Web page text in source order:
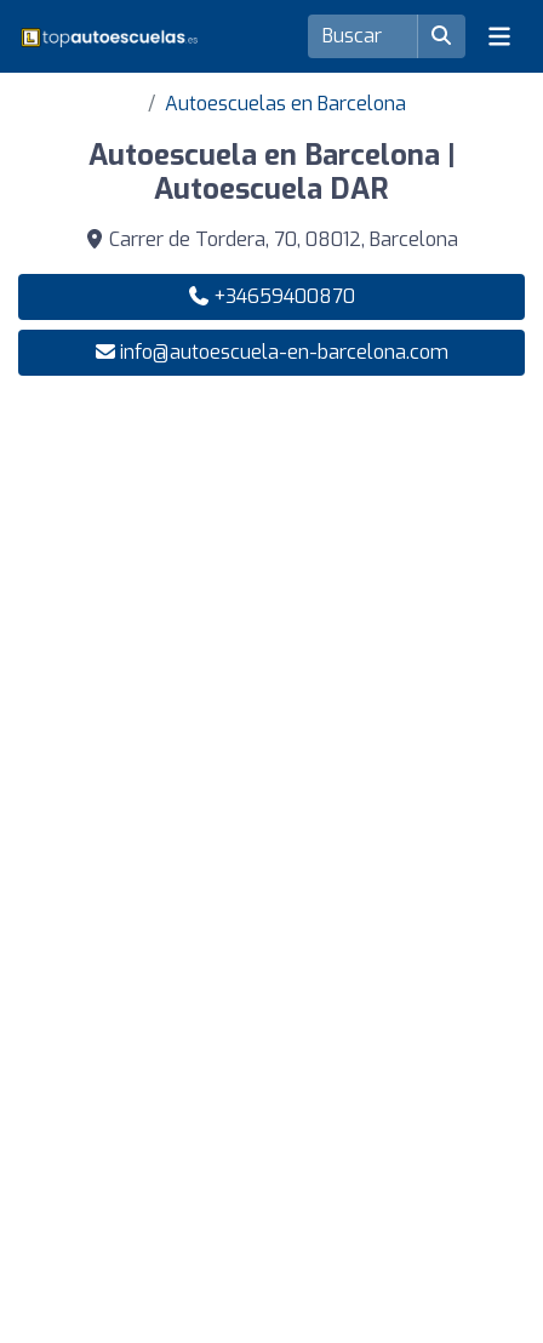
Autoescuelas en Barcelona
Autoescuela en Barcelona |
Autoescuela DAR
Carrer de Tordera, 70, 08012, Barcelona
+34659400870
info@autoescuela-en-barcelona.com